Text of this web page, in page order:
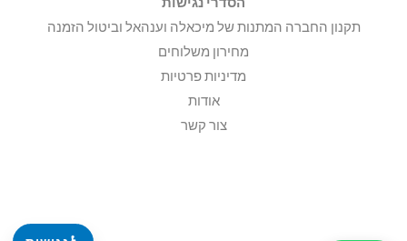
תקנון החברה המתנות של מיכאלה וענהאל וביטול הזמנה
מחירון משלוחים
מדיניות פרטיות
אודות
צור קשר